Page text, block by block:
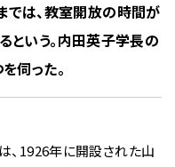
では、教室開放の時間が
という。内田英子学長の
伺った。
1926年に開設された山